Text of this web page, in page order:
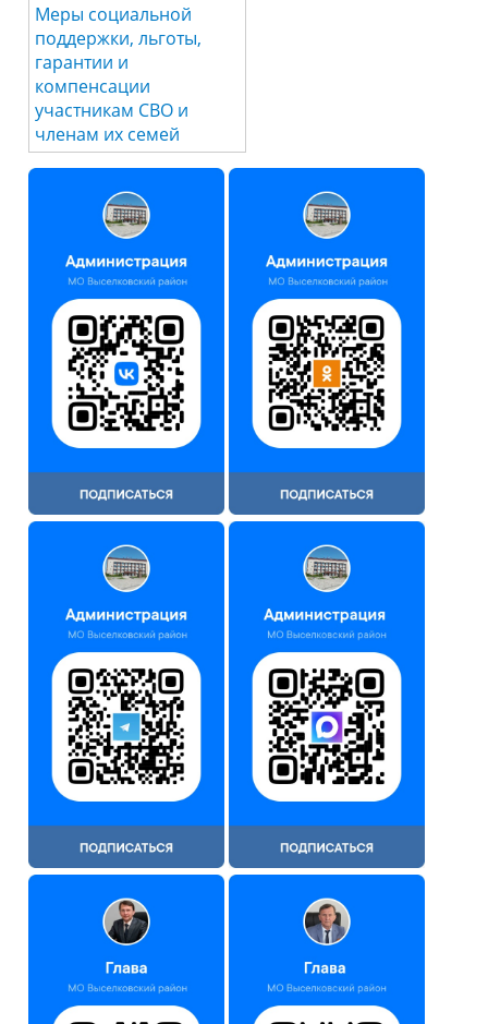
Меры социальной
поддержки, льготы,
гарантии и
компенсации
участникам СВО и
членам их семей